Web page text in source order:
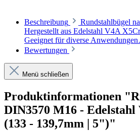
Beschreibung
Rundstahlbügel
Hergestellt aus Edelstahl V4A
Geeignet für diverse
Bewertungen
Menü schließen
Produktinformationen
DIN3570 M16 - Edelstahl
(133 - 139,7mm | 5")"